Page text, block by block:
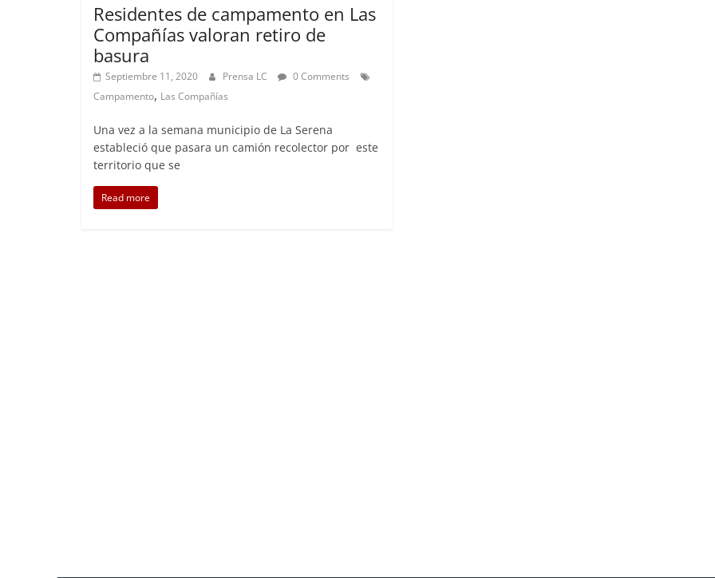
Residentes de campamento en Las
Compañías valoran retiro de
basura
Septiembre 11, 2020 Prensa LC
0 Comments
Campamento, Las Compañías
Una vez a la semana municipio de La Serena
estableció que pasara un camión recolector por este
territorio que se
Read more